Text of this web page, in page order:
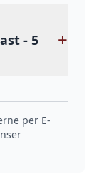
- 5
+
per E-